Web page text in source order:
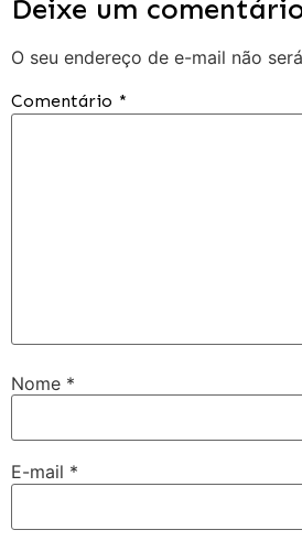
Deixe um
O seu endereço de e-mail não
Comentário *
Nome *
E-mail *